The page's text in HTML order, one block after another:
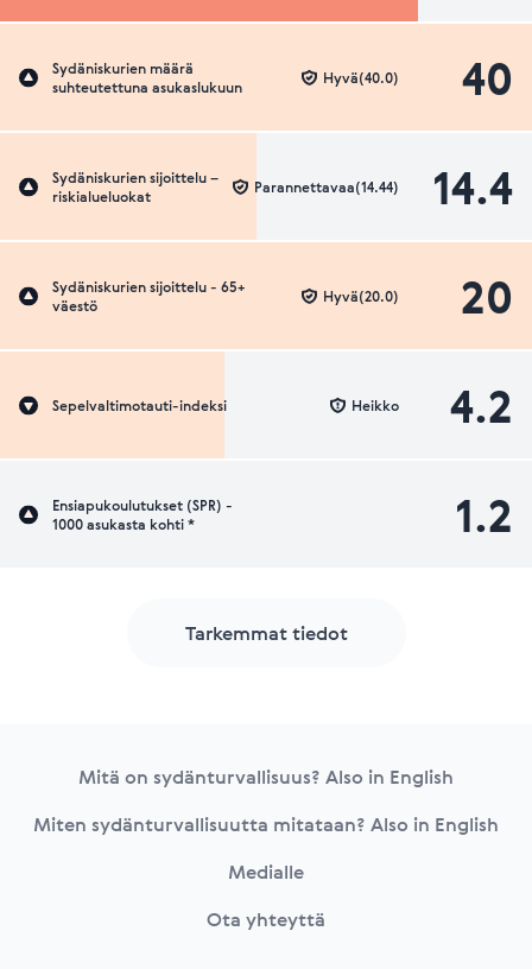
Sydäniskurien määrä
suhteutettuna asukaslukuun
40
Hyvä(40.0)
Sydäniskurien sijoittelu –
riskialueluokat
14.4
Parannettavaa(14.44)
Sydäniskurien sijoittelu - 65+
väestö
20
Hyvä(20.0)
Sepelvaltimotauti-indeksi 4.2
Heikko
Ensiapukoulutukset (SPR) -
1000 asukasta kohti *
1.2
Tarkemmat tiedot
Mitä on sydänturvallisuus? Also in English
Miten sydänturvallisuutta mitataan? Also in English
Medialle
Ota yhteyttä